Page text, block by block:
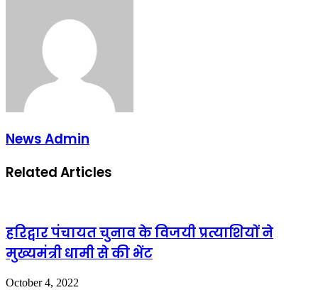
News Admin
Related Articles
हरिद्वार पंचायत चुनाव के विजयी प्रत्याशियों ने
मुख्यमंत्री धामी से की भेंट
October 4, 2022